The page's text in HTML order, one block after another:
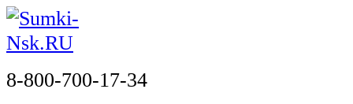
8-800-700-17-34